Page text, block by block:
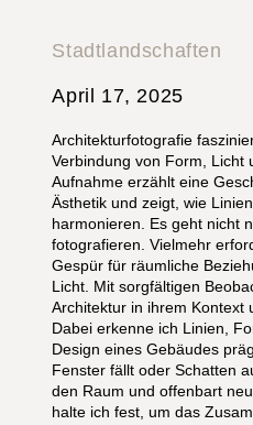
Stadtlandschaften
April 17, 2025
Architekturfotografie
Verbindung von Form, Licht
Aufnahme erzählt eine
Ästhetik und zeigt, wie
harmonieren. Es geht nicht
fotografieren. Vielmehr
Gespür für räumliche
Licht. Mit sorgfältigen
Architektur in ihrem Kontext
Dabei erkenne ich Linien,
Design eines Gebäudes
Fenster fällt oder Schatten
den Raum und offenbart
halte ich fest, um das